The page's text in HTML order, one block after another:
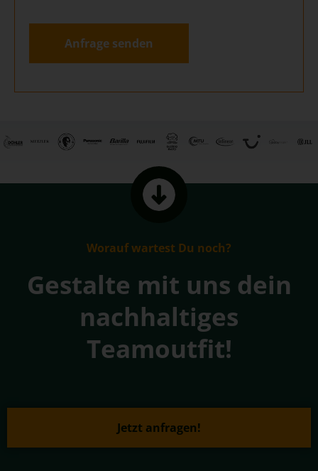
Worauf wartest Du noch?
Gestalte mit uns dein
nachhaltiges
Teamoutfit!
Jetzt anfragen!